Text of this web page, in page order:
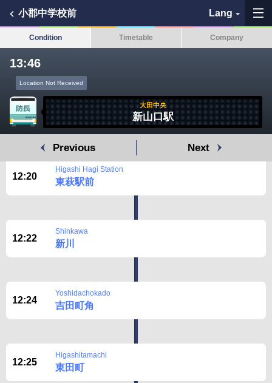
小郡中学校前 Lang
My Favorites
History
Search bus stop
問題を報告
Disclaimer
Condition Timetable Company
13:46
Location Not Received
大田中央
新山口駅
Previous Next
12:20
Higashi Hagi Station
東萩駅前
12:22
Shinkawa
新川
12:24
Yoshidachokado
吉田町角
12:25
Higashitamachi
東田町